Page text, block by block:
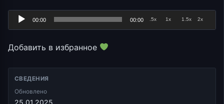
00:00 00:00 .5x 1x 1.5x 2x
Добавить в избранное
СВЕДЕНИЯ
Обновлено
25.01.2025